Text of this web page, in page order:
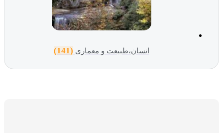
انسان،طبیعت و معماری (141)